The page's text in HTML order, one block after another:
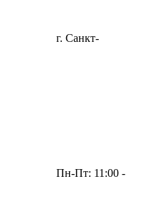
г. Санкт-
Пн-Пт: 11:00 -